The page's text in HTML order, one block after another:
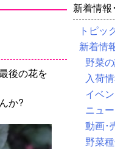
後の花を
か?
新着情
トピッ
新着情
野菜
入荷
イベ
ニュ
動画･
野菜